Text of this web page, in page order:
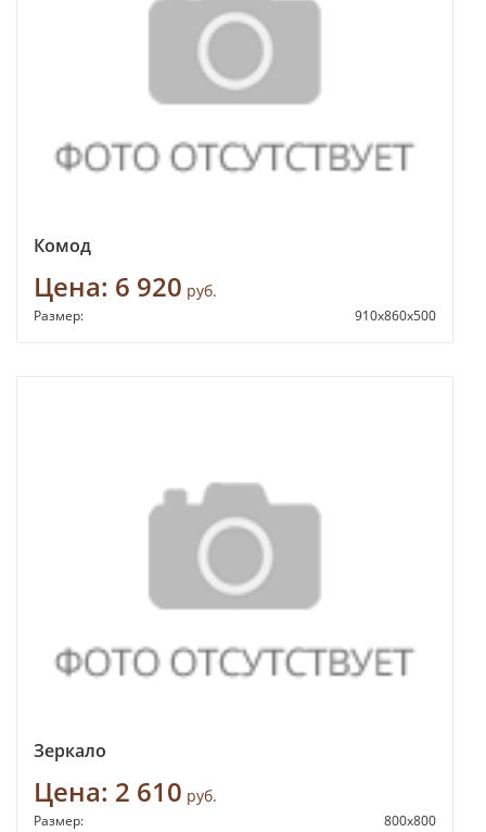
Комод
Цена: 6 920 руб.
Размер: 910х860х500
Зеркало
Цена: 2 610 руб.
Размер: 800х800